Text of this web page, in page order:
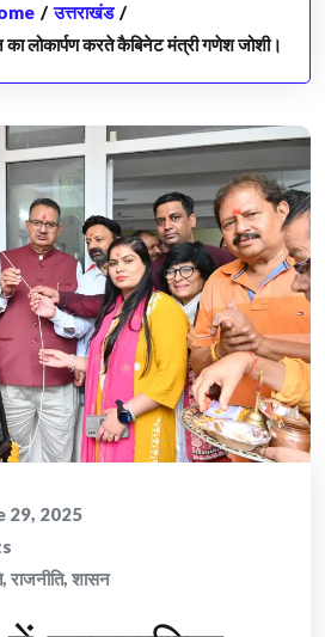
/ उत्तराखंड /
का लोकार्पण करते कैबिनेट मंत्री गणेश जोशी।
29, 2025
, राजनीति, शासन